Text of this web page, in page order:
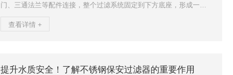
门、三通法兰等配件连接，整个过滤系统固定到下方底座，形成一体
点：1、双联袋式过滤器适用于大流量水过滤。2、不停机连续过滤，
田、排涝车移动式工作。5、设备表面处理采用金属抛丸处理，整体美
查看详情 +
提升水质安全！了解不锈钢保安过滤器的重要作用